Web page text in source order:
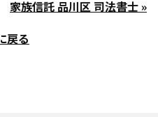
家族信託 品川区 司法書士 »
戻る